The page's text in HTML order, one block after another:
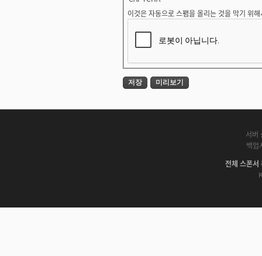
이것은 자동으로 스팸을 올리는 것을 막기 위
서버
백업
전체 스폰서